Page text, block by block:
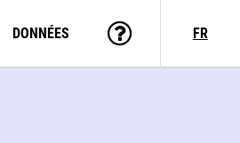
DONNÉES FR